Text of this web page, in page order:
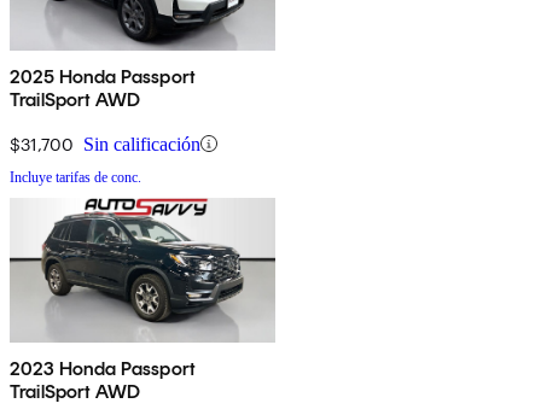
2025 Honda Passport
TrailSport AWD
$31,700 Sin calificación
Incluye tarifas de conc.
2023 Honda Passport
TrailSport AWD